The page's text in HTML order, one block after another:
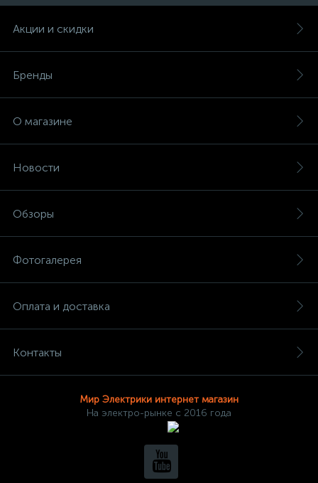
Акции и скидки
Бренды
О магазине
Новости
Обзоры
Фотогалерея
Оплата и доставка
Контакты
Мир Электрики интернет магазин
На электро-рынке с 2016 года